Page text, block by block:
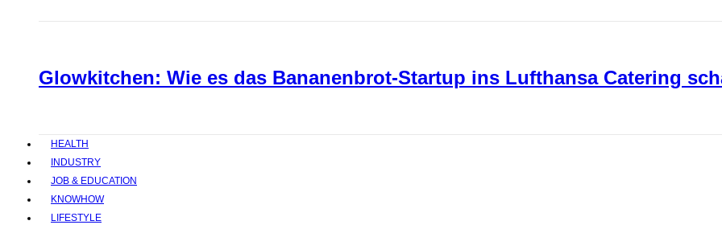
Glowkitchen: Wie es das Bananenbrot-Startup ins Lufthansa Catering
HEALTH
INDUSTRY
JOB & EDUCATION
KNOWHOW
LIFESTYLE